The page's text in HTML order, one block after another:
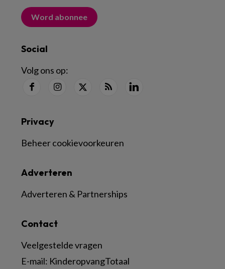
Word abonnee
Social
Volg ons op:
Contact
Veelgestelde vragen
E-mail: KinderopvangTotaal
Adverteren
Adverteren & Partnerships
Privacy
Beheer cookievoorkeuren